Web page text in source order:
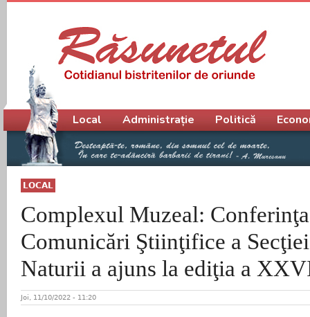
LOCAL
Complexul Muzeal:
Comunicări Ştiinţifice a
Naturii a ajuns la ediţia a
Joi, 11/10/2022 - 11:20
Meniu principal
Local Administrație Politică